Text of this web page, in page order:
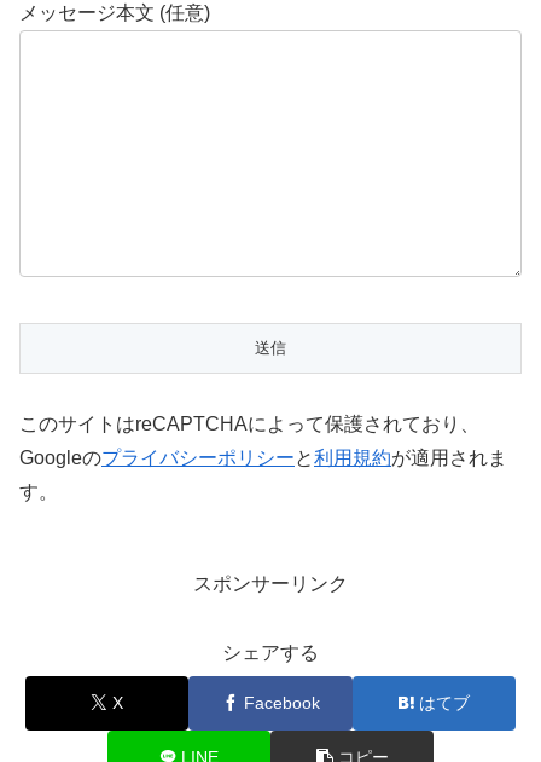
メッセージ本文 (任意)
このサイトはreCAPTCHAによって保護されており、
Googleのプライバシーポリシーと利用規約が適用されま
す。
スポンサーリンク
シェアする
X Facebook はてブ
LINE コピー